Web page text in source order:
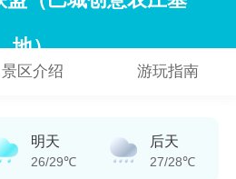
地）
景区介绍 游玩指南
明天
26/29℃
后天
27/28℃